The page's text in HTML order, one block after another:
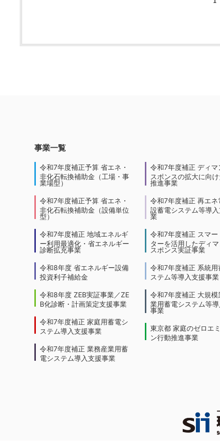
事業一覧
令和7年度補正予算 省エネ・
非化石転換補助金（工場・事
業場型）
令和7年度補正予算 省エネ・
非化石転換補助金（設備単位
型）
令和7年度補正 地域エネルギ
ー利用最適化・省エネルギー
診断拡充事業
令和8年度 省エネルギー設備
投資利子補給金
令和8年度 ZEB実証事業／ZE
B化診断・計画策定支援事業
令和7年度補正 家庭用蓄電シ
ステム導入支援事業
令和7年度補正 業務産業用蓄
電システム導入支援事業
令和7年度補正 ディマ
スポンスの拡大に向
推進事業
令和7年度補正 再エネ
設蓄電システム等導
業
令和7年度補正 スマー
ターを活用したディ
スポンス実証事業
令和7年度補正 系統用
ステム等導入支援事業
令和7年度補正 大規模
業用蓄電システム等
事業
東京都 家庭のゼロエ
ン行動推進事業